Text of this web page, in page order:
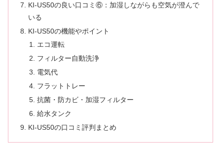
KI-US50の良い口コミ⑥：加湿しながらも空気が澄んで
いる
KI-US50の機能やポイント
エコ運転
フィルター自動洗浄
電気代
フラットトレー
抗菌・防カビ・加湿フィルター
給水タンク
KI-US50の口コミ評判まとめ